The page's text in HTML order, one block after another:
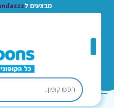
מבצעים לPandazzz-פנדזז